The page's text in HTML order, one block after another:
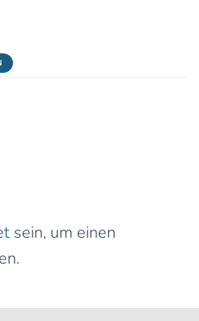
sein, um einen